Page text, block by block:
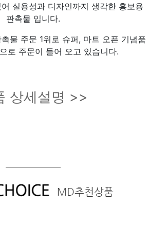
실용성과 디자인까지 생각한 홍보용
판촉물 입니다.
물 주문 1위로 슈퍼, 마트 오픈 기념품
로 주문이 들어 오고 있습니다.
상세설명 >>